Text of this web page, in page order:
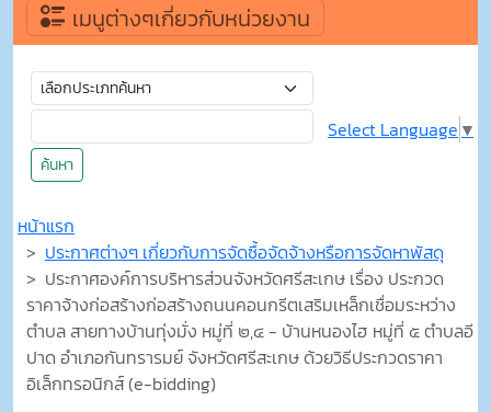
เมนูต่างๆเกี่ยวกับหน่วยงาน
ค้นหา
Select Language ▼
หน้าแรก
ประกาศต่างๆ เกี่ยวกับการจัดซื้อจัดจ้างหรือการจัดหาพัสดุ
ประกาศองค์การบริหารส่วนจังหวัดศรีสะเกษ เรื่อง ประกวด
ราคาจ้างก่อสร้างก่อสร้างถนนคอนกรีตเสริมเหล็กเชื่อมระหว่าง
ตำบล สายทางบ้านทุ่งมั่ง หมู่ที่ ๒,๔ - บ้านหนองไฮ หมู่ที่ ๕ ตำบลอี
ปาด อำเภอกันทรารมย์ จังหวัดศรีสะเกษ ด้วยวิธีประกวดราคา
อิเล็กทรอนิกส์ (e-bidding)